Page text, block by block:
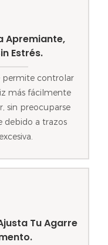
Apremiante,
Estrés.
permite controlar
más fácilmente
sin preocuparse
debido a trazos
Tu Agarre